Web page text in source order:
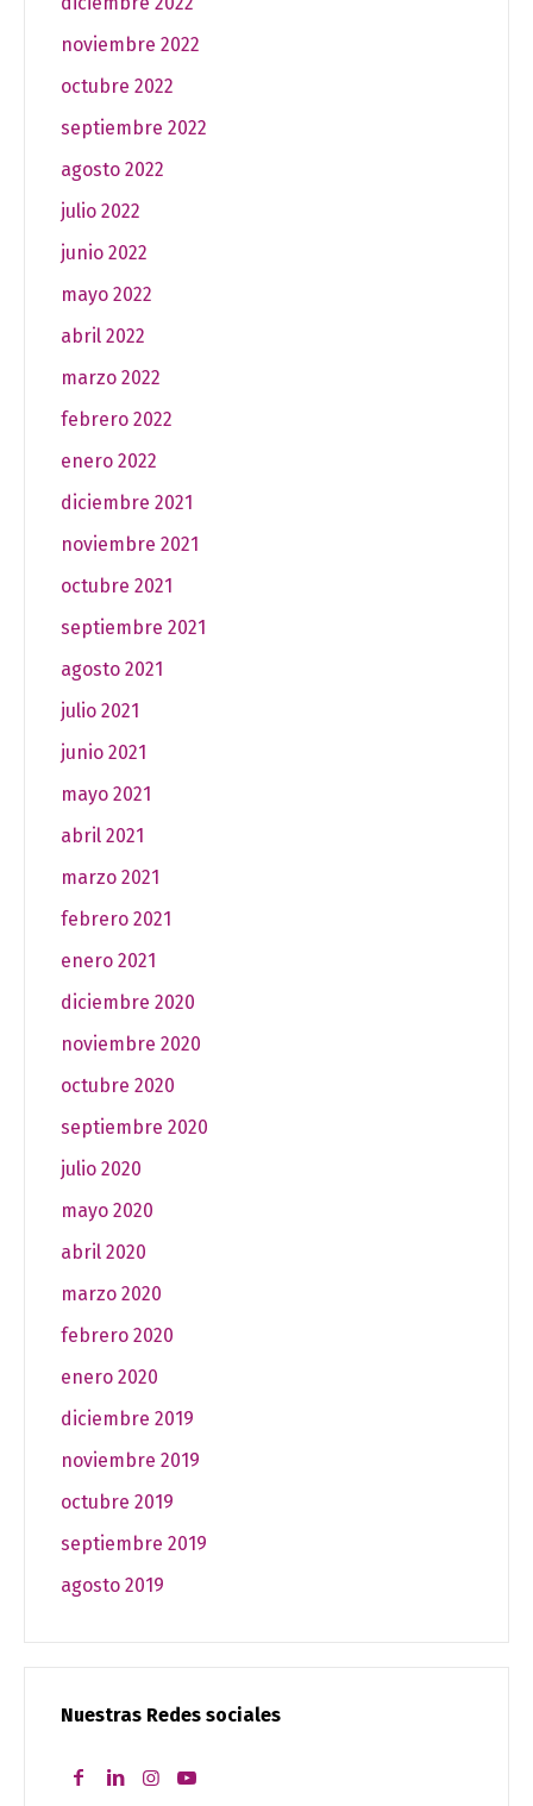
noviembre 2022
octubre 2022
septiembre 2022
agosto 2022
julio 2022
junio 2022
mayo 2022
abril 2022
marzo 2022
febrero 2022
enero 2022
diciembre 2021
noviembre 2021
octubre 2021
septiembre 2021
agosto 2021
julio 2021
junio 2021
mayo 2021
abril 2021
marzo 2021
febrero 2021
enero 2021
diciembre 2020
noviembre 2020
octubre 2020
septiembre 2020
julio 2020
mayo 2020
abril 2020
marzo 2020
febrero 2020
enero 2020
diciembre 2019
noviembre 2019
octubre 2019
septiembre 2019
agosto 2019
Nuestras Redes sociales